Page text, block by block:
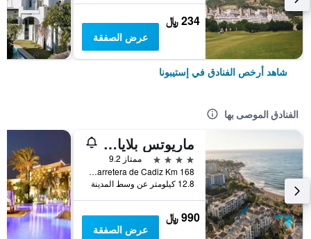
234 ﷼
عرض الصفقة
شاهد أرخص الفنادق في إستيبونا
الفنادق الموصى بها
ماريوتس بلايا أندالوسا
4 نجوم
ممتاز 9.2
Carretera de Cadiz Km 168, إستيبونا, منطقة أندلوسيا, أسبانيا
12.8 كيلومتر عن وسط المدينة
990 ﷼
عرض الصفقة